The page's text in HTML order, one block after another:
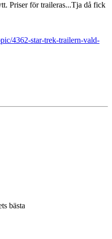
Priser för traileras...Tja då fick
4362-star-trek-trailern-vald-
bästa